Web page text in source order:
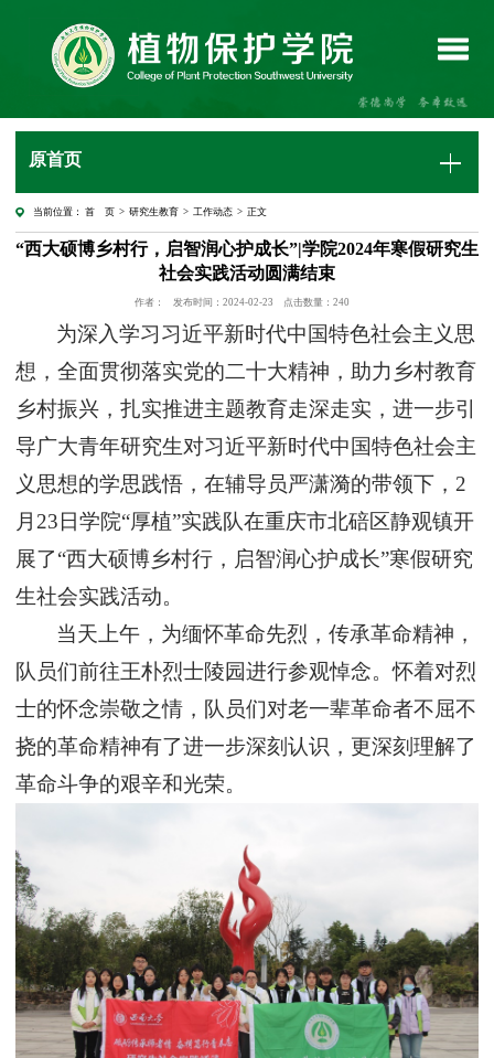
原首页
当前位置： 首 页 >研究生教育 >工作动态 > 正文
“西大硕博乡村行，启智润心护成长”|学院2024年寒假研究生
社会实践活动圆满结束
作者： 发布时间：2024-02-23 点击数量： 240
为深入学习习近平新时代中国特色社会主义思
想，全面贯彻落实党的二十大精神，助力乡村教育
乡村振兴，扎实推进主题教育走深走实，进一步引
导广大青年研究生对习近平新时代中国特色社会主
义思想的学思践悟， 在辅导员严潇漪的带领下， 2
月23日学院“厚植”实践队在重庆市北碚区静观镇开
展了“西大硕博乡村行，启智润心护成长”寒假研究
生社会实践活动。
当天上午， 为缅怀革命先烈，传承革命精神，
队员们前往王朴烈士陵园进行参观悼念。怀着对烈
士的怀念崇敬之情，队员们对老一辈革命者不屈不
挠的革命精神有了进一步深刻认识，更深刻理解了
革命斗争的艰辛和光荣。